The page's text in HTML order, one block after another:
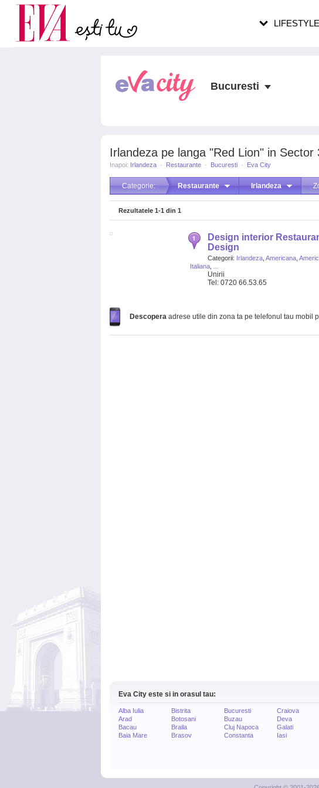
Irlandeza pe langa "Red Lion" in Sector
Inapoi: Irlandeza · Restaurante · Bucuresti · Eva City
Categorie: Restaurante Irlandeza
Rezultatele 1-1 din 1
Design interior
Design
Categorii: Irlandeza Americana
Italiana
Unirii
Tel: 0720 66.53.65
Descopera adrese utile din zona ta pe telefonul tau mobil
Eva City este si in orasul tau:
Alba Iulia
Arad
Bacau
Baia Mare
Bistrita
Botosani
Braila
Brasov
Bucuresti
Buzau
Cluj Napoca
Constanta
Craiova
Deva
Galati
Iasi
Bucuresti
LIFESTYLE
Carieră
Actualitate